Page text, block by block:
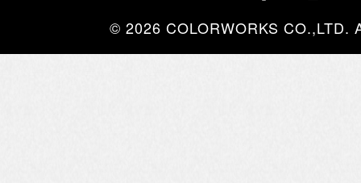
© 2026 COLORWORKS CO.,LTD.